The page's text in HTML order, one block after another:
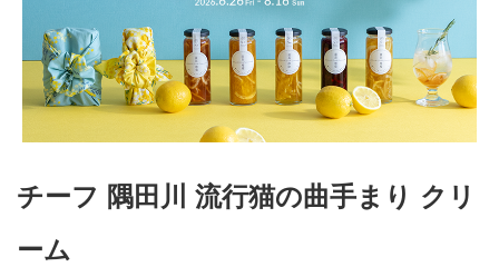
チーフ 隅田川 流行猫の曲手まり クリ
ーム